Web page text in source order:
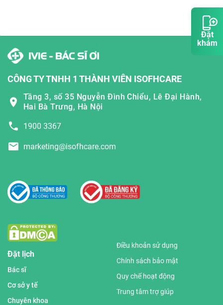
Đặt
khám
CÔNG TY TNHH 1 THÀNH VIÊN ISOFHCARE
Tầng 3, số 35 Nguyễn Đình Chiểu, Lê Đại Hành,
Hai Bà Trưng, Hà Nội
1900 3367
marketing@isofhcare.com
Đặt lịch
Bác sĩ
Cơ sở y tế
Chuyên khoa
Điều khoản sử dụng
Chính sách bảo mật
Quy chế hoạt động
Trung tâm trợ giúp